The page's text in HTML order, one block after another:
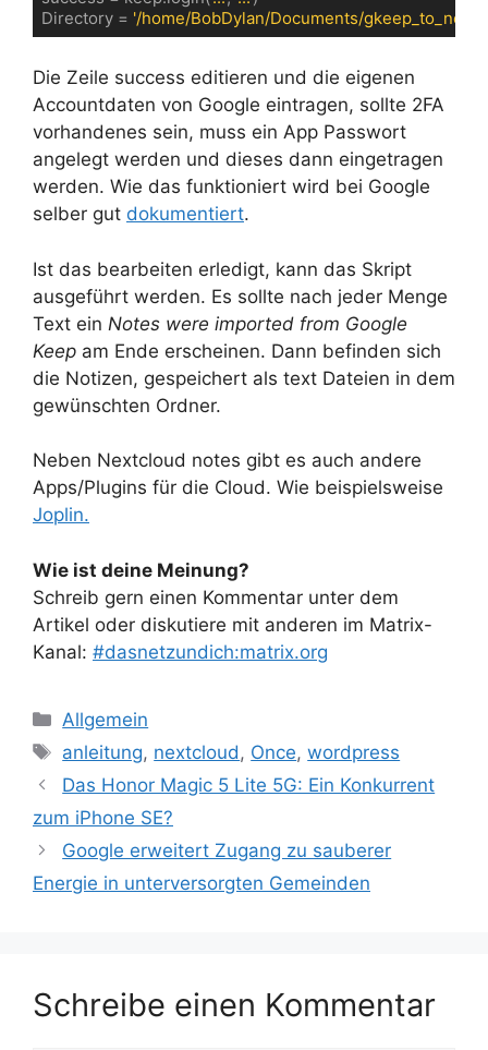
Directory = '/home/BobDylan/Documents/
Die Zeile success editieren und die eigenen
Accountdaten von Google eintragen, sollte 2FA
vorhandenes sein, muss ein App Passwort
angelegt werden und dieses dann eingetragen
werden. Wie das funktioniert wird bei Google
selber gut dokumentiert.
Ist das bearbeiten erledigt, kann das Skript
ausgeführt werden. Es sollte nach jeder Menge
Text ein Notes were imported from Google
Keep am Ende erscheinen. Dann befinden sich
die Notizen, gespeichert als text Dateien in dem
gewünschten Ordner.
Neben Nextcloud notes gibt es auch andere
Apps/Plugins für die Cloud. Wie beispielsweise
Joplin.
Wie ist deine Meinung?
Schreib gern einen Kommentar unter dem
Artikel oder diskutiere mit anderen im Matrix-
Kanal: #dasnetzundich:matrix.org
Kategorien
Allgemein
Schlagwörter
anleitung, nextcloud , Once,wordpress
Das Honor Magic 5 Lite 5G: Ein Konkurrent
zum iPhone SE?
Google erweitert Zugang zu sauberer
Energie in unterversorgten Gemeinden
Schreibe einen Kommentar